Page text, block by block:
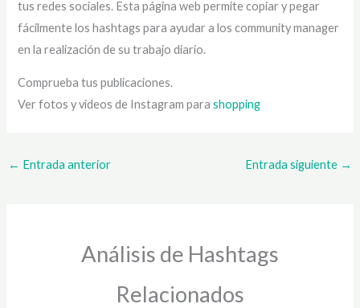
tus redes sociales. Esta página web permite copiar y pegar
fácilmente los hashtags para ayudar a los community manager
en la realización de su trabajo diario.
Comprueba tus publicaciones.
Ver fotos y videos de Instagram parashopping
← Entrada anterior Entrada siguiente →
Análisis de Hashtags
Relacionados